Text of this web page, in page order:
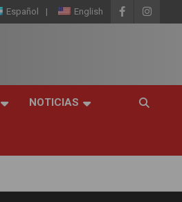
Español English
NOTICIAS